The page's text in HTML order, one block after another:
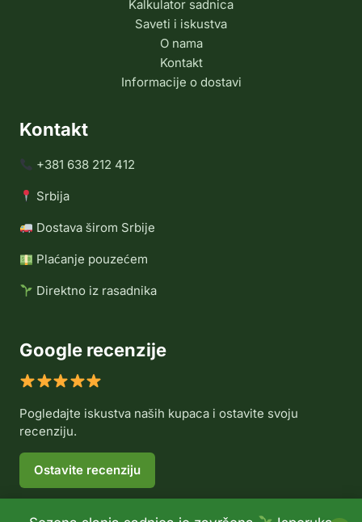
Kalkulator sadnica
Saveti i iskustva
O nama
Kontakt
Informacije o dostavi
Kontakt
+381 638 212 412
Srbija
Dostava širom Srbije
Plaćanje pouzećem
Direktno iz rasadnika
Google recenzije
Pogledajte iskustva naših kupaca i ostavite svoju
recenziju.
Ostavite recenziju